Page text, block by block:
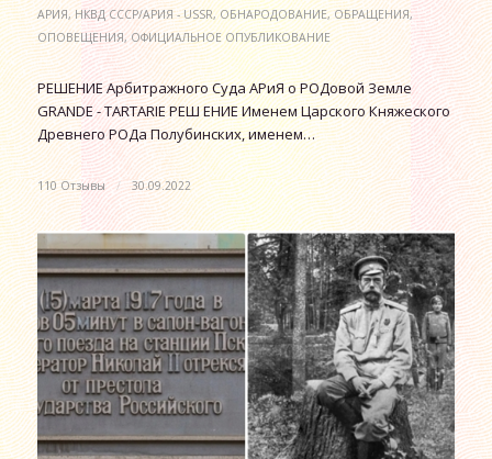
АРИЯ,НКВД СССР/АРИЯ - USSR,ОБНАРОДОВАНИЕ,ОБРАЩЕНИЯ,
ОПОВЕЩЕНИЯ,ОФИЦИАЛЬНОЕ ОПУБЛИКОВАНИЕ
РЕШЕНИЕ Арбитражного Суда АРиЯ о РОДовой Земле
GRANDE - TARTARIE РЕШ ЕНИЕ Именем Царского Княжеского
Древнего РОДа Полубинских, именем…
110 Отзывы / 30.09.2022